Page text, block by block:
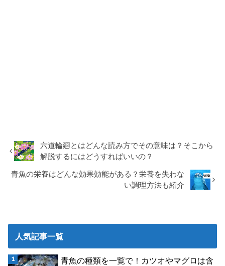
六道輪廻とはどんな読み方でその意味は？そこから
解脱するにはどうすればいいの？
青魚の栄養はどんな効果効能がある？栄養を失わな
い調理方法も紹介
人気記事一覧
青魚の種類を一覧で！カツオやマグロは含